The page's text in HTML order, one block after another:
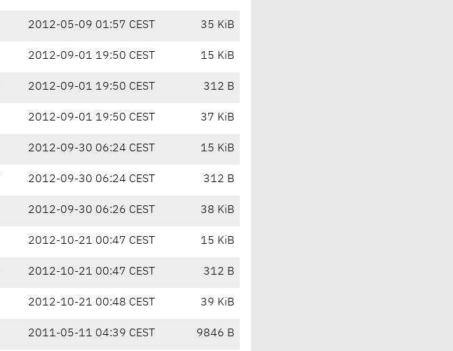
2012-05-09 01:57 CEST 35 KiB
2012-09-01 19:50 CEST 15 KiB
2012-09-01 19:50 CEST 312 B
2012-09-01 19:50 CEST 37 KiB
2012-09-30 06:24 CEST 15 KiB
2012-09-30 06:24 CEST 312 B
2012-09-30 06:26 CEST 38 KiB
2012-10-21 00:47 CEST 15 KiB
2012-10-21 00:47 CEST 312 B
2012-10-21 00:48 CEST 39 KiB
2011-05-11 04:39 CEST 9846 B